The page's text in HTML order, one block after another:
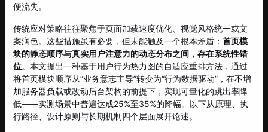
便流失。
传统应对策略往往聚焦于页面加载速度优化、视觉风格统一或文
案润色。这些措施虽有必要，但未能触及一个根本矛盾： 首页模
块的静态顺序与真实用户注意力的动态分布之间，存在系统性错
位。本文提出一种基于用户行为热力图的自适应重排方法，通过
将首页模块顺序从“业务意志主导”转变为“行为数据驱动”，在不增
加服务器负载或改动后台架构的前提下，实现可量化的跳出率降
低——实测场景中普遍达成25%至35%的降幅。以下从原理、执
行路径、设计原则与长期机制四个层面展开论述。